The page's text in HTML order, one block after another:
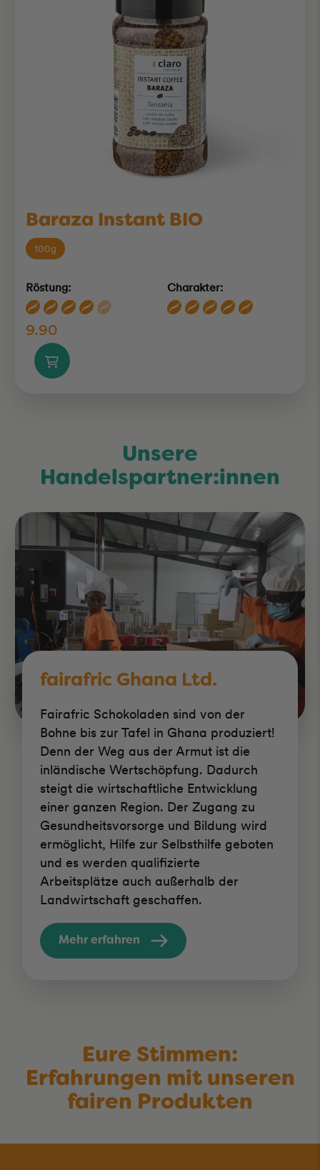
Baraza Instant BIO
100g
Röstung: Charakter:
9.90
Unsere
Handelspartner:innen
fairafric Ghana Ltd.
Fairafric Schokoladen sind von der
Bohne bis zur Tafel in Ghana produziert!
Denn der Weg aus der Armut ist die
inländische Wertschöpfung. Dadurch
steigt die wirtschaftliche Entwicklung
einer ganzen Region. Der Zugang zu
Gesundheitsvorsorge und Bildung wird
ermöglicht, Hilfe zur Selbsthilfe geboten
und es werden qualifizierte
Arbeitsplätze auch außerhalb der
Landwirtschaft geschaffen.
Mehr erfahren
Eure Stimmen:
Erfahrungen mit unseren
fairen Produkten